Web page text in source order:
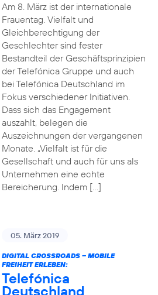
Am 8. März ist der internationale
Frauentag. Vielfalt und
Gleichberechtigung der
Geschlechter sind fester
Bestandteil der Geschäftsprinzipien
der Telefónica Gruppe und auch
bei Telefónica Deutschland im
Fokus verschiedener Initiativen.
Dass sich das Engagement
auszahlt, belegen die
Auszeichnungen der vergangenen
Monate. „Vielfalt ist für die
Gesellschaft und auch für uns als
Unternehmen eine echte
Bereicherung. Indem […]
05. März 2019
DIGITAL CROSSROADS – MOBILE
FREIHEIT ERLEBEN:
Telefónica
Deutschland